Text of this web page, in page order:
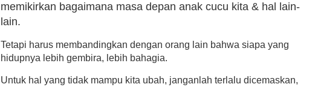
memikirkan bagaimana masa depan anak cucu kita & hal lain-
lain.
Tetapi harus membandingkan dengan orang lain bahwa siapa yang
hidupnya lebih gembira, lebih bahagia.
Untuk hal yang tidak mampu kita ubah, janganlah terlalu dicemaskan,